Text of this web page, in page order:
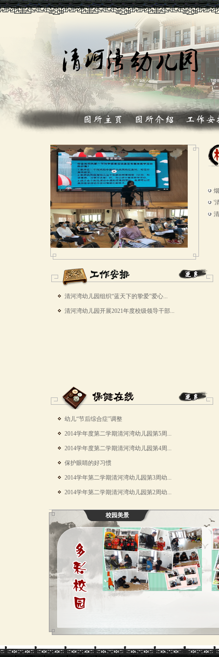
园所主页 园所介绍 工作安
'
清河湾幼儿园组织“蓝天下的挚爱”爱心...
清河湾幼儿园开展2021年度校级领导干部...
幼儿“节后综合症”调整
2014学年度第二学期清河湾幼儿园第5周...
2014学年度第二学期清河湾幼儿园第4周...
保护眼睛的好习惯
2014学年第二学期清河湾幼儿园第3周幼...
2014学年第二学期清河湾幼儿园第2周幼...
校园美景